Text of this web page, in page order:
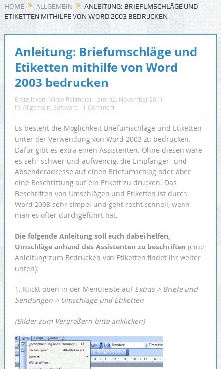
HOME ALLGEMEIN
ANLEITUNG: BRIEFUMSCHLÄGE UND
ETIKETTEN MITHILFE VON WORD 2003 BEDRUCKEN
Anleitung: Briefumschläge und
Etiketten mithilfe von Word
2003 bedrucken
Erstellt von: Mirco Rehmeier am: 02. November 2011
In: Allgemein Software 1 Comment
Es besteht die Möglichkeit Briefumschläge und Etiketten
unter der Verwendung von Word 2003 zu bedrucken.
Dafür gibt es extra einen Assistenten. Ohne diesen wäre
es sehr schwer und aufwendig, die Empfänger- und
Absenderadresse auf einen Briefumschlag oder aber
eine Beschriftung auf ein Etikett zu drucken. Das
Beschriften von Umschlägen und Etiketten ist durch
Word 2003 sehr simpel und geht recht schnell, wenn
man es öfter durchgeführt hat.
Die folgende Anleitung soll euch dabei helfen,
Umschläge anhand des Assistenten zu beschriften (eine
Anleitung zum Bedrucken von Etiketten findet ihr weiter
unten):
1. Klickt oben in der Menüleiste auf Extras > Briefe und
Sendungen > Umschläge und Etiketten
(Bilder zum Vergrößern bitte anklicken)